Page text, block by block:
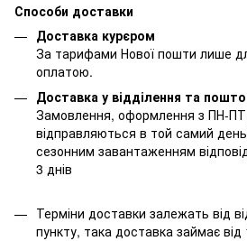
Способи доставки
Доставка курєром
За тарифами Нової пошти лише
оплатою.
Доставка у відділення та
Замовлення, оформлення з ПН-ПТ
відправляються в той самий
сезонним завантаженням
3 днів
Терміни доставки залежать від
пункту, така доставка займає від